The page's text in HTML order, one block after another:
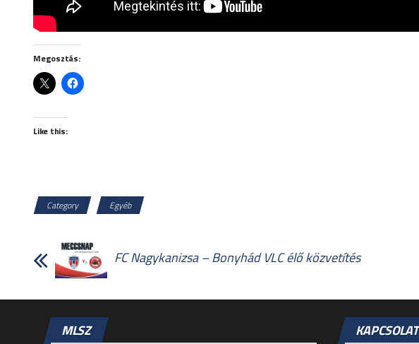
Megosztás:
Like this:
Category Egyéb
FC Nagykanizsa – Bonyhád VLC élő közvetítés
MLSZ KAPCSOLAT